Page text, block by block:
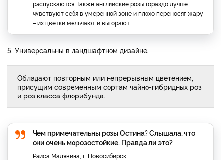
распускаются. Также английские розы гораздо лучше
чувствуют себя в умеренной зоне и плохо переносят жару
– их цветки мельчают и выгорают.
5. Универсальны в ландшафтном дизайне.
Обладают повторным или непрерывным цветением,
присущим современным сортам чайно-гибридных роз
и роз класса флорибунда.
Чем примечательны розы Остина? Слышала, что
они очень морозостойкие. Правда ли это?
Раиса Малявина, г. Новосибирск